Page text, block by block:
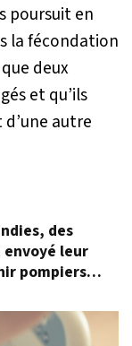
poursuit en
la fécondation
deux
et qu’ils
autre
des
leur
pompiers